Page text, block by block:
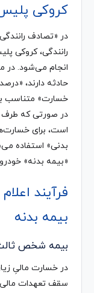
کروکی
در «تصادف
رانندگی، کروکی
انجام می‌شود. در
حادثه دارند،
خسارت» متناسب
در صورتی که طرف
است، برای
بدنی» استفاده
«بیمه بدنه»
فرآیند
بیمه بدنه
بیمه شخص
در خسارت مالیِ
سقف تعهدات مالی